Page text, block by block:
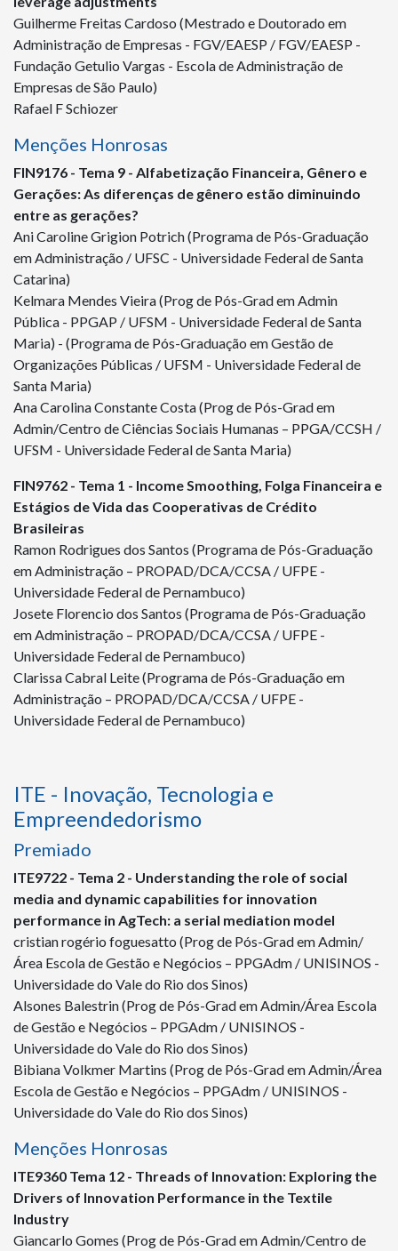
Guilherme Freitas Cardoso (Mestrado e Doutorado em
Administração de Empresas - FGV/EAESP / FGV/EAESP -
Fundação Getulio Vargas - Escola de Administração de
Empresas de São Paulo)
Rafael F Schiozer
Menções Honrosas
FIN9176 - Tema 9 - Alfabetização Financeira, Gênero e
Gerações: As diferenças de gênero estão diminuindo
entre as gerações?
Ani Caroline Grigion Potrich (Programa de Pós-Graduação
em Administração / UFSC - Universidade Federal de Santa
Catarina)
Kelmara Mendes Vieira (Prog de Pós-Grad em Admin
Pública - PPGAP / UFSM - Universidade Federal de Santa
Maria) - (Programa de Pós-Graduação em Gestão de
Organizações Públicas / UFSM - Universidade Federal de
Santa Maria)
Ana Carolina Constante Costa (Prog de Pós-Grad em
Admin/Centro de Ciências Sociais Humanas – PPGA/CCSH /
UFSM - Universidade Federal de Santa Maria)
FIN9762 - Tema 1 - Income Smoothing, Folga Financeira e
Estágios de Vida das Cooperativas de Crédito
Brasileiras
Ramon Rodrigues dos Santos (Programa de Pós-Graduação
em Administração – PROPAD/DCA/CCSA / UFPE -
Universidade Federal de Pernambuco)
Josete Florencio dos Santos (Programa de Pós-Graduação
em Administração – PROPAD/DCA/CCSA / UFPE -
Universidade Federal de Pernambuco)
Clarissa Cabral Leite (Programa de Pós-Graduação em
Administração – PROPAD/DCA/CCSA / UFPE -
Universidade Federal de Pernambuco)
ITE - Inovação, Tecnologia e
Empreendedorismo
Premiado
ITE9722 - Tema 2 - Understanding the role of social
media and dynamic capabilities for innovation
performance in AgTech: a serial mediation model
cristian rogério foguesatto (Prog de Pós-Grad em Admin/
Área Escola de Gestão e Negócios – PPGAdm / UNISINOS -
Universidade do Vale do Rio dos Sinos)
Alsones Balestrin (Prog de Pós-Grad em Admin/Área Escola
de Gestão e Negócios – PPGAdm / UNISINOS -
Universidade do Vale do Rio dos Sinos)
Bibiana Volkmer Martins (Prog de Pós-Grad em Admin/Área
Escola de Gestão e Negócios – PPGAdm / UNISINOS -
Universidade do Vale do Rio dos Sinos)
Menções Honrosas
ITE9360 Tema 12 - Threads of Innovation: Exploring the
Drivers of Innovation Performance in the Textile
Industry
Giancarlo Gomes (Prog de Pós-Grad em Admin/Centro de